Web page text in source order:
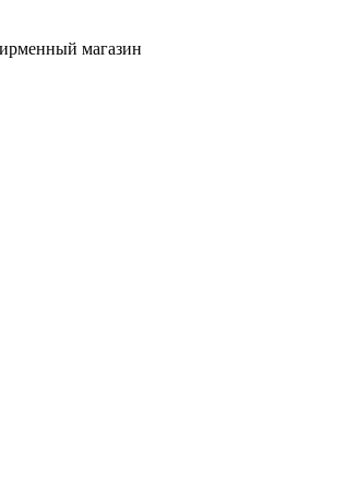
магазин